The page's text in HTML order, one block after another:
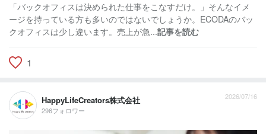
「バックオフィスは決められた仕事をこなすだけ。」そんなイメ
ージを持っている方も多いのではないでしょうか。ECODAのバッ
クオフィスは少し違います。売上が急...記事を読む
1
HappyLifeCreators株式会社
296フォロワー
2026/07/16